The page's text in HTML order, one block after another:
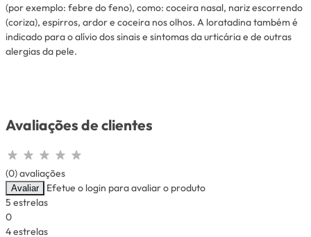
(por exemplo: febre do feno), como: coceira nasal, nariz escorrendo
(coriza), espirros, ardor e coceira nos olhos. A loratadina também é
indicado para o alívio dos sinais e sintomas da urticária e de outras
alergias da pele.
Avaliações de clientes
(0) avaliações
Avaliar
Efetue o login para avaliar o produto
5 estrelas
0
4 estrelas